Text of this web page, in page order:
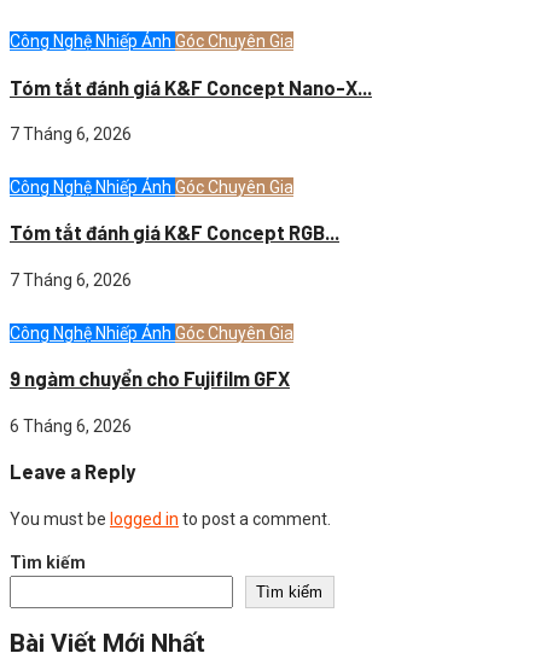
Công Nghệ Nhiếp Ảnh Góc Chuyên Gia
Tóm tắt đánh giá K&F Concept Nano-X...
7 Tháng 6, 2026
Công Nghệ Nhiếp Ảnh Góc Chuyên Gia
Tóm tắt đánh giá K&F Concept RGB...
7 Tháng 6, 2026
Công Nghệ Nhiếp Ảnh Góc Chuyên Gia
9 ngàm chuyển cho Fujifilm GFX
6 Tháng 6, 2026
Leave a Reply
You must be logged in to post a comment.
Tìm kiếm
Tìm kiếm
Bài Viết Mới Nhất